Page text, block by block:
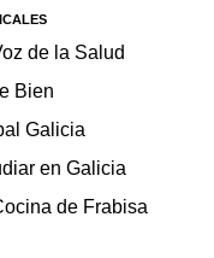
de la Salud
Bien
Galicia
en Galicia
de Frabisa